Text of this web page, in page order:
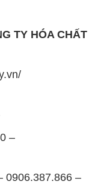
TY HÓA CHẤT
–
0906.387.866 –